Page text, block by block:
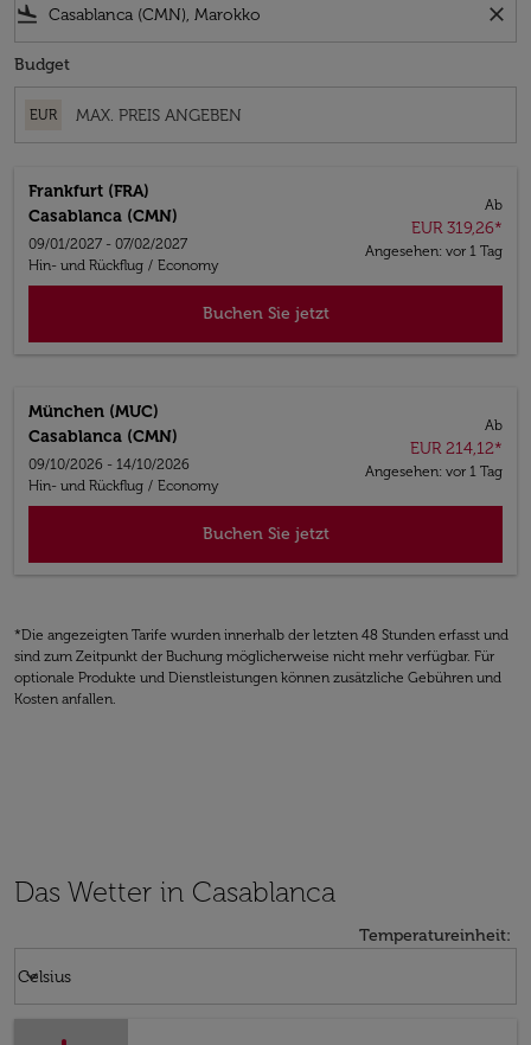
flight_land close
Budget
EUR
Frankfurt (FRA)
Casablanca (CMN)
09/01/2027 - 07/02/2027
Hin- und Rückflug / Economy
Ab
EUR 319,26*
Angesehen: vor 1 Tag
Buchen Sie jetzt
München (MUC)
Casablanca (CMN)
09/10/2026 - 14/10/2026
Hin- und Rückflug / Economy
Ab
EUR 214,12*
Angesehen: vor 1 Tag
Buchen Sie jetzt
*Die angezeigten Tarife wurden innerhalb der letzten 48 Stunden erfasst und
sind zum Zeitpunkt der Buchung möglicherweise nicht mehr verfügbar. Für
optionale Produkte und Dienstleistungen können zusätzliche Gebühren und
Kosten anfallen.
Das Wetter in Casablanca
Temperatureinheit:
Celsius
keyboard_arrow_down